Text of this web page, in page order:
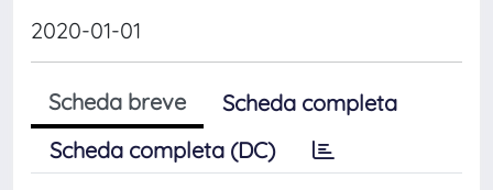
2020-01-01
Scheda breve
Scheda completa
Scheda completa (DC)